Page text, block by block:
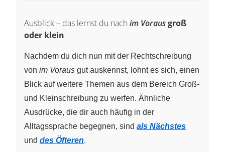
Ausblick – das lernst du nach im Vorausgroß
oder klein
Nachdem du dich nun mit der Rechtschreibung
von im Voraus gut auskennst, lohnt es sich, einen
Blick auf weitere Themen aus dem Bereich Groß-
und Kleinschreibung zu werfen. Ähnliche
Ausdrücke, die dir auch häufig in der
Alltagssprache begegnen, sind als Nächstes
und des Öfteren.